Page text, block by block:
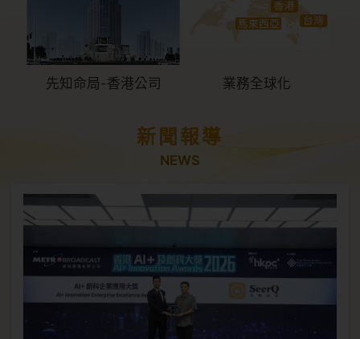
先知命局-香港公司 業務全球化
新聞報導
NEWS